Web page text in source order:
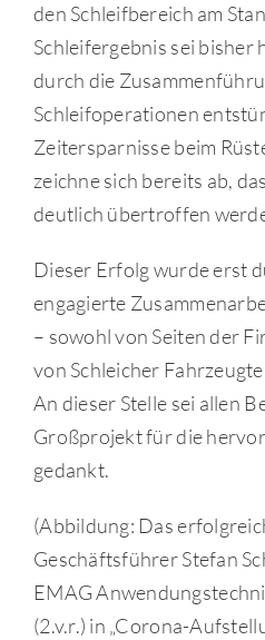
den Schleifbereich am
Schleifergebnis sei bisher
durch die
Schleifoperationen
Zeitersparnisse beim
zeichne sich bereits ab,
deutlich übertroffen
Dieser Erfolg wurde erst
engagierte
– sowohl von Seiten der
von Schleicher
An dieser Stelle sei allen
Großprojekt für die
gedankt.
(Abbildung: Das
Geschäftsführer Stefan
EMAG
(2.v.r.) in „Corona-